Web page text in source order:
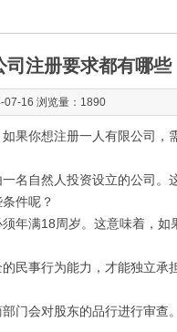
司注册要求都有哪些
07-16 浏览量：1890
果你想注册一人有限公司，
名自然人投资设立的公司。
件呢？
年满18周岁。这意味着，
民事行为能力，才能独立承
门会对股东的品行进行审查